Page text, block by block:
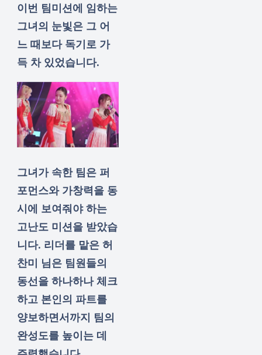
이번 팀미션에 임하는
그녀의 눈빛은 그 어
느 때보다 독기로 가
득 차 있었습니다.
그녀가 속한 팀은 퍼
포먼스와 가창력을 동
시에 보여줘야 하는
고난도 미션을 받았습
니다. 리더를 맡은 허
찬미 님은 팀원들의
동선을 하나하나 체크
하고 본인의 파트를
양보하면서까지 팀의
완성도를 높이는 데